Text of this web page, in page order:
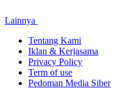
Lainnya
Tentang Kami
Iklan & Kerjasama
Privacy Policy
Term of use
Pedoman Media Siber